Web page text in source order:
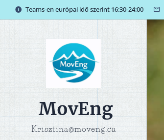
Teams-en európai idő szerint 16:30-24:00
MovEng
Krisztina@moveng.ca